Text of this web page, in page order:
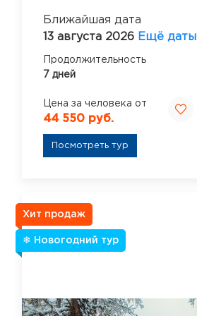
Ближайшая дата
13 августа 2026 Ещё даты
Продолжительность
7 дней
Цена за человека от
44 550 руб.
Посмотреть тур
Хит продаж
❄ Новогодний тур